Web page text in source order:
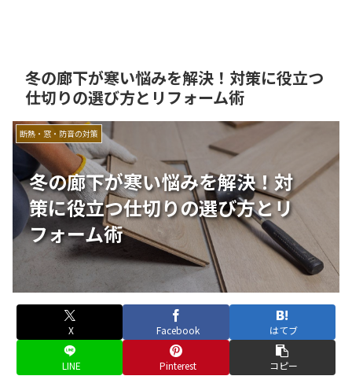
冬の廊下が寒い悩みを解決！対策に役立つ
仕切りの選び方とリフォーム術
冬の廊下が寒い悩みを解決！対
策に役立つ仕切りの選び方とリ
フォーム術
断熱・窓・防音の対策
X Facebook はてブ
LINE Pinterest コピー